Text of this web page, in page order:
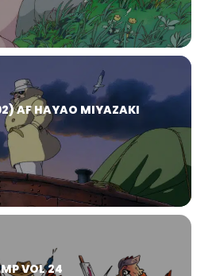
AF HAYAO MIYAZAKI
VOL 24